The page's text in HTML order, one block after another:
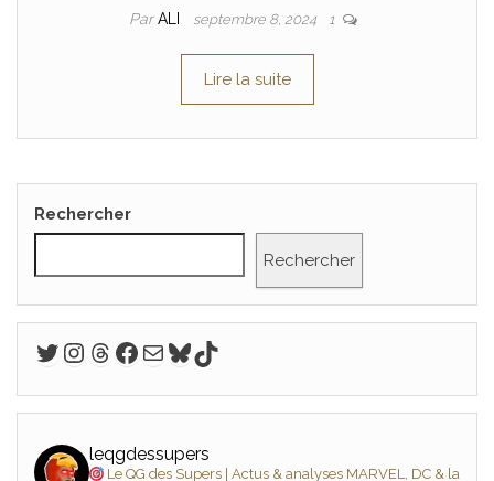
ParALI septembre 8, 2024 1
Lire la suite
Rechercher
Rechercher
Twitter
Instagram
Threads
Facebook
E-mail
Bluesky
TikTok
leqgdessupers
Le QG des Supers | Actus & analyses MARVEL, DC & la